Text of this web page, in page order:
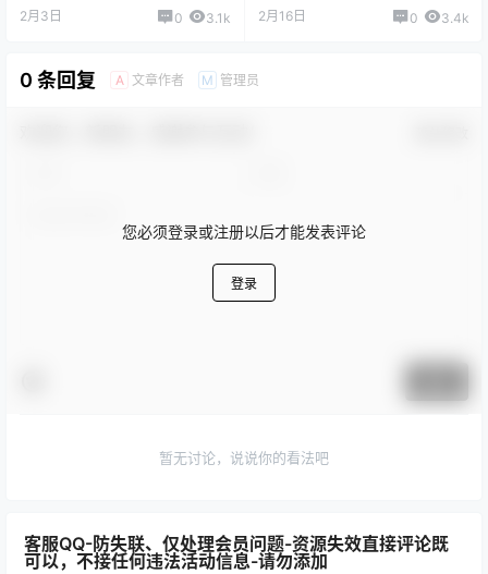
2月3日 0 3.1k 2月16日 0 3.4k
0 条回复 A 文章作者 M 管理员
您必须登录或注册以后才能发表评论
登录
暂无讨论，说说你的看法吧
客服QQ-防失联、仅处理会员问题-资源失效直接评论既
可以，不接任何违法活动信息-请勿添加